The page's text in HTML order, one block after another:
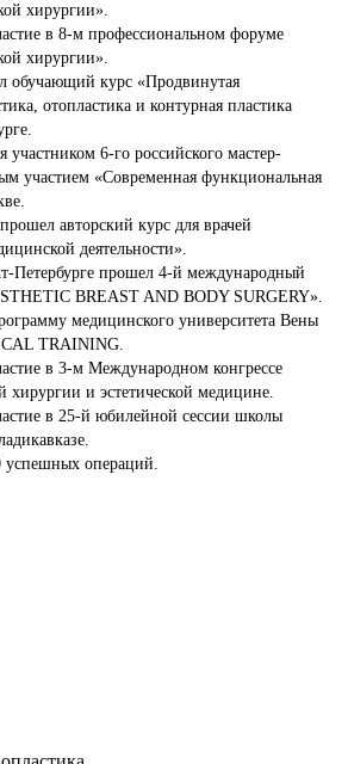
хирургии».
в 8-м профессиональном форуме
хирургии».
обучающий курс «Продвинутая
отопластика и контурная пластика
участником 6-го российского мастер-
участием «Современная функциональная
авторский курс для врачей
деятельности».
Петербурге прошел 4-й международный
BREAST AND BODY SURGERY».
медицинского университета Вены
TRAINING.
в 3-м Международном конгрессе
и эстетической медицине.
в 25-й юбилейной сессии школы
успешных операций.